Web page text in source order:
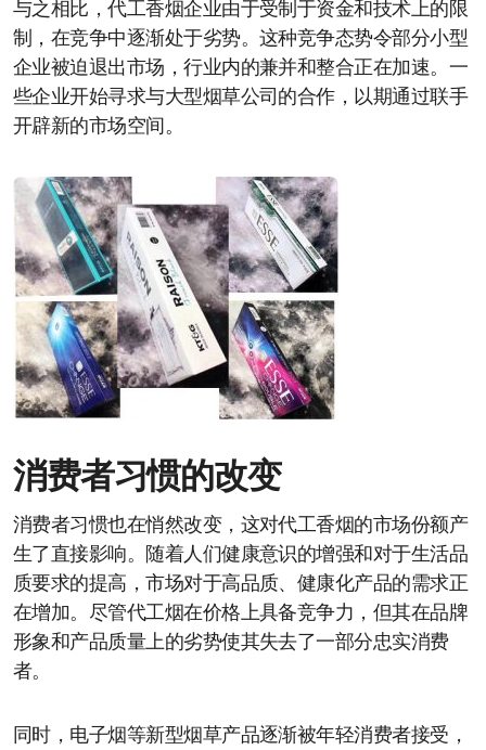
与之相比，代工香烟企业由于受制于资金和技术上的限
制，在竞争中逐渐处于劣势。这种竞争态势令部分小型
企业被迫退出市场，行业内的兼并和整合正在加速。一
些企业开始寻求与大型烟草公司的合作，以期通过联手
开辟新的市场空间。
消费者习惯的改变
消费者习惯也在悄然改变，这对代工香烟的市场份额产
生了直接影响。随着人们健康意识的增强和对于生活品
质要求的提高，市场对于高品质、健康化产品的需求正
在增加。尽管代工烟在价格上具备竞争力，但其在品牌
形象和产品质量上的劣势使其失去了一部分忠实消费
者。
同时，电子烟等新型烟草产品逐渐被年轻消费者接受，